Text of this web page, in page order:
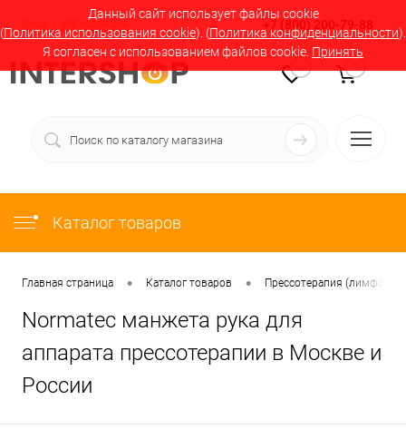
Данный сайт использует файлы cookie
(Политика использования cookie). (Политика конфиденциальности).
Я согласен с использованием файлов cookie. Принять
Вход Регистрация +7 (800) 200-79-88
Каталог товаров
Главная страница • Каталог товаров • Прессотерапия
Normatec манжета рука для
аппарата прессотерапии в Москве и
России